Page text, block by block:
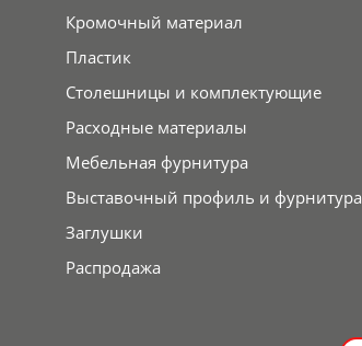
Кромочный материал
Пластик
Столешницы и комплектующие
Расходные материалы
Мебельная фурнитура
Выставочный профиль и фурнитура
Заглушки
Распродажа